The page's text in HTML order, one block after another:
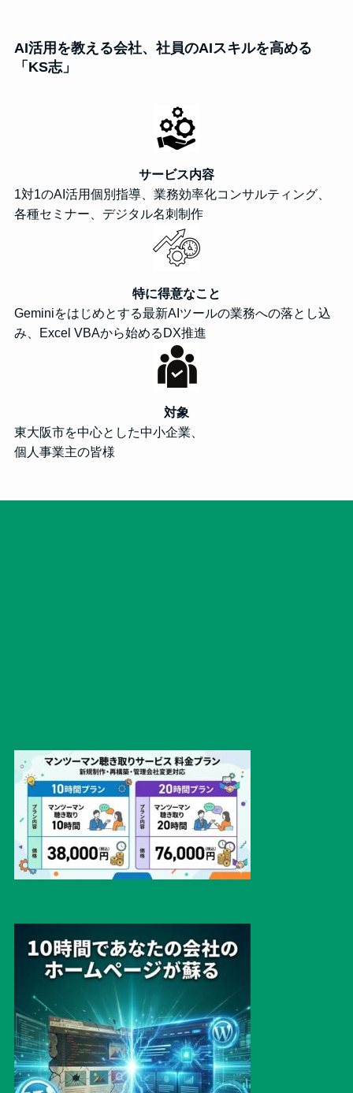
AI活用を教える会社、社員のAIスキルを高める
「KS志」
サービス内容
1対1のAI活用個別指導、業務効率化コンサルティング、
各種セミナー、デジタル名刺制作
特に得意なこと
Geminiをはじめとする最新AIツールの業務への落とし込
み、Excel VBAから始めるDX推進
対象
東大阪市を中心とした中小企業、
個人事業主の皆様